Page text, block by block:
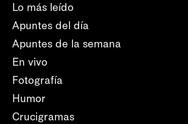
Lo más leído
Apuntes del día
Apuntes de la semana
En vivo
Fotografía
Humor
Crucigramas